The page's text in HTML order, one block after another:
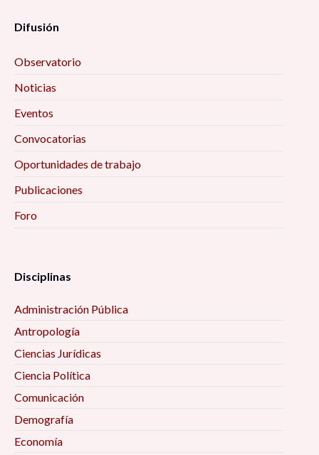
Difusión
Observatorio
Noticias
Eventos
Convocatorias
Oportunidades de trabajo
Publicaciones
Foro
Disciplinas
Administración Pública
Antropología
Ciencias Jurídicas
Ciencia Política
Comunicación
Demografía
Economía